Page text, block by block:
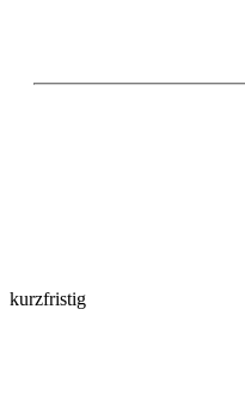
kurzfristig